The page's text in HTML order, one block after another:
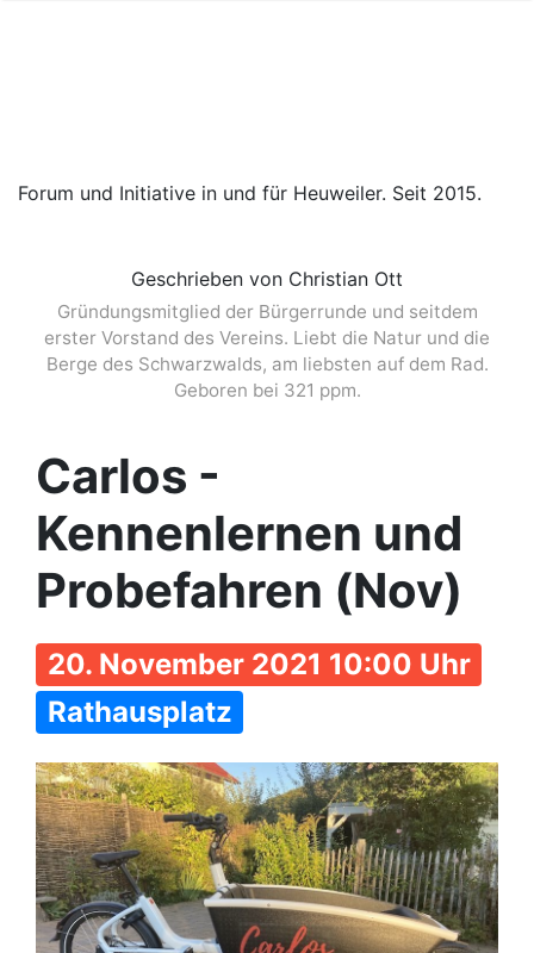
Forum und Initiative in und für Heuweiler. Seit 2015.
Geschrieben von Christian Ott
Gründungsmitglied der Bürgerrunde und seitdem
erster Vorstand des Vereins. Liebt die Natur und die
Berge des Schwarzwalds, am liebsten auf dem Rad.
Geboren bei 321 ppm.
Carlos -
Kennenlernen und
Probefahren (Nov)
20. November 2021 10:00 Uhr
Rathausplatz